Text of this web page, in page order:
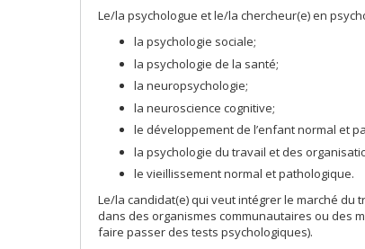
Le/la psychologue et le/la chercheur(e) en
la psychologie sociale;
la psychologie de la santé;
la neuropsychologie;
la neuroscience cognitive;
le développement de l’enfant normal et
la psychologie du travail et des
le vieillissement normal et pathologique.
Le/la candidat(e) qui veut intégrer le marché
dans des organismes communautaires ou des
faire passer des tests psychologiques).